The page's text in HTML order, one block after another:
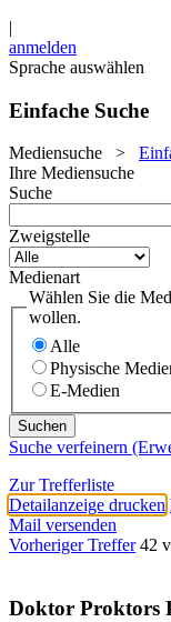
|
anmelden
Sprache auswählen
Einfache Suche
Mediensuche >
Ihre Mediensuche
Suche
Zweigstelle
Medienart
Wählen Sie die
wollen.
Alle
Physische
E-Medien
Suche verfeinern
Zur Trefferliste
Detailanzeige drucken
Mail versenden
Vorheriger Treffer 42
Doktor Proktors